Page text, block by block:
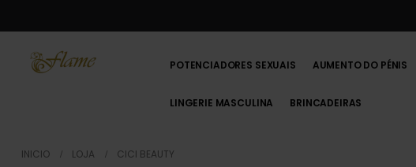
POTENCIADORES SEXUAIS AUMENTO DO PÉNIS
LINGERIE MASCULINA BRINCADEIRAS
INICIO LOJA CICI BEAUTY